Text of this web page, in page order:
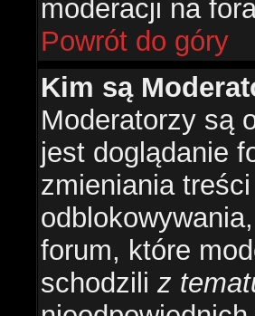
moderacji na
Powrót do góry
Kim są
Moderatorzy są
jest doglądanie
zmieniania
forum, które
schodzili z